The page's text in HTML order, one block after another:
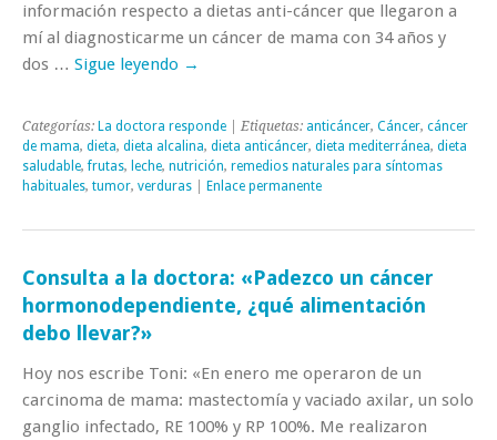
información respecto a dietas anti-cáncer que llegaron a
mí al diagnosticarme un cáncer de mama con 34 años y
dos … Sigue leyendo →
Categorías: La doctora responde | Etiquetas: anticáncer, Cáncer, cáncer
de mama, dieta, dieta alcalina, dieta anticáncer, dieta mediterránea, dieta
saludable,frutas, leche, nutrición, remedios naturales para síntomas
habituales, tumor, verduras Enlace permanente
Consulta a la doctora: «Padezco un cáncer
hormonodependiente, ¿qué alimentación
debo llevar?»
Hoy nos escribe Toni: «En enero me operaron de un
carcinoma de mama: mastectomía y vaciado axilar, un solo
ganglio infectado, RE 100% y RP 100%. Me realizaron